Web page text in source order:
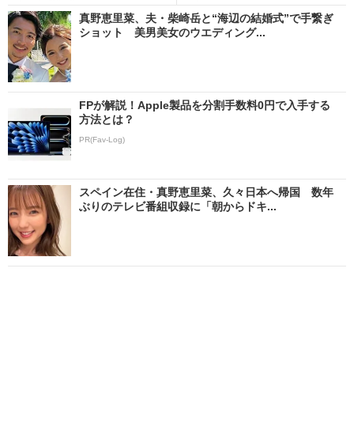
真野恵里菜、夫・柴崎岳と“海辺の結婚式”で手繋ぎ
ショット 美男美女のウエディング...
FPが解説！Apple製品を分割手数料0円で入手する
方法とは？
PR(Fav-Log)
スペイン在住・真野恵里菜、久々日本へ帰国 数年
ぶりのテレビ番組収録に「朝からドキ...